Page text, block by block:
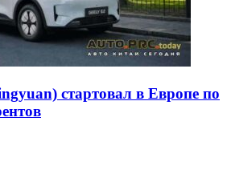
стартовал в Европе по